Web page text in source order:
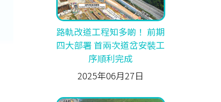
路軌改道工程知多啲！ 前期
四大部署 首兩次道岔安裝工
序順利完成
2025年06月27日